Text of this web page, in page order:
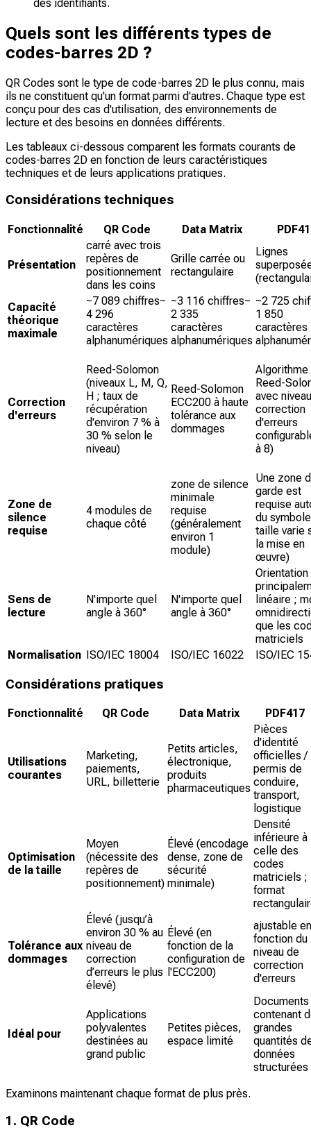
des identifiants.
Quels sont les différents types de
codes-barres 2D ?
QR Codes sont le type de code-barres 2D le plus connu, mais
ils ne constituent qu'un format parmi d'autres. Chaque type est
conçu pour des cas d'utilisation, des environnements de
lecture et des besoins en données différents.
Les tableaux ci-dessous comparent les formats courants de
codes-barres 2D en fonction de leurs caractéristiques
techniques et de leurs applications pratiques.
Considérations techniques
Fonctionnalité QR Code Data Matrix
Présentation
carré avec trois
repères de
positionnement
dans les coins
Grille carrée ou
rectangulaire
Lignes
Capacité
théorique
maximale
~7 089 chiffres~
4 296
caractères
alphanumériques
~3 116 chiffres~
2 335
caractères
alphanumériques
~2 725
1 850
caractères
Correction
d'erreurs
Reed-Solomon
(niveaux L, M, Q,
H ; taux de
récupération
d'environ 7 % à
30 % selon le
niveau)
Reed-Solomon
ECC200 à haute
tolérance aux
dommages
Algorithme
Reed-
avec
correction
d'erreurs
à 8)
Zone de
silence
requise
4 modules de
chaque côté
zone de silence
minimale
requise
(généralement
environ 1
module)
Une zone
garde est
requise
du
taille varie
la mise en
œuvre)
Sens de
lecture
N'importe quel
angle à 360°
N'importe quel
angle à 360°
Orientation
linéaire ;
que les
matriciels
Normalisation ISO/IEC 18004 ISO/IEC 16022 ISO/IEC
Considérations pratiques
Fonctionnalité QR Code Data Matrix PDF417
Utilisations
courantes
Marketing,
paiements,
URL, billetterie
Petits articles,
électronique,
produits
pharmaceutiques
Pièces
d'identité
officielles /
permis de
conduire,
transport,
logistique
Optimisation
de la taille
Moyen
(nécessite des
repères de
positionnement)
Élevé (encodage
dense, zone de
sécurité
minimale)
Densité
inférieure à
celle des
codes
matriciels ;
format
Tolérance aux
dommages
Élevé (jusqu’à
environ 30 % au
niveau de
correction
d’erreurs le plus
élevé)
Élevé (en
fonction de la
configuration de
l'ECC200)
ajustable en
fonction du
niveau de
correction
d'erreurs
Idéal pour
Applications
polyvalentes
destinées au
grand public
Petites pièces,
espace limité
Documents
contenant
grandes
quantités
données
structurées
Examinons maintenant chaque format de plus près.
1. QR Code